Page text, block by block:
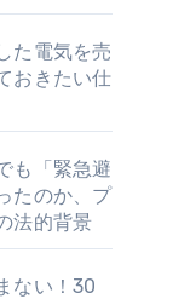
た電気を売
おきたい仕
も「緊急避
たのか、プ
法的背景
ない！30